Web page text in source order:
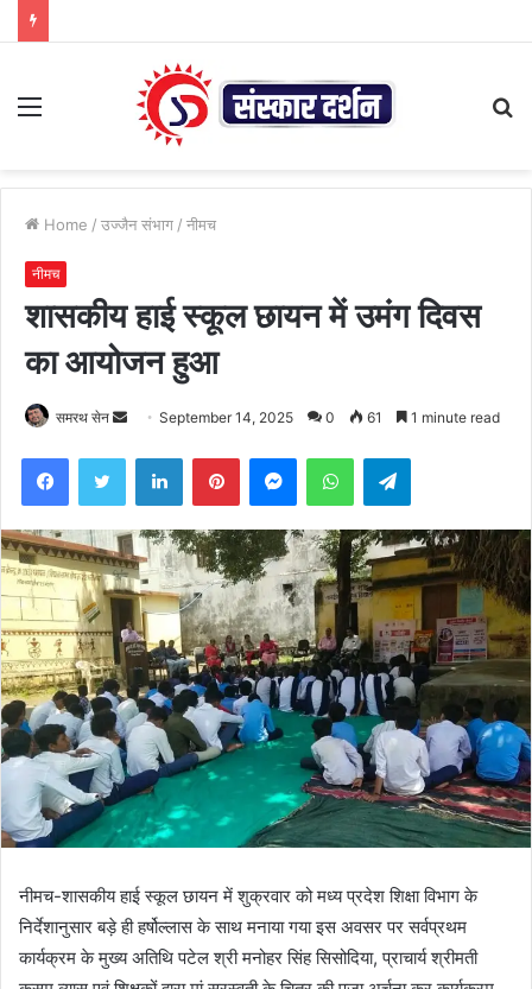
Menu
Home / उज्जैन संभाग / नीमच
नीमच
शासकीय हाई स्कूल छायन में उमंग दिवस
का आयोजन हुआ
समरथ सेन
Send
email
September 14, 2025 0 61 1 minute read
FacebookTwitter LinkedInPinterestMessengerWhatsAppTelegram
नीमच-शासकीय हाई स्कूल छायन में शुक्रवार को मध्य प्रदेश शिक्षा विभाग के
निर्देशानुसार बड़े ही हर्षोल्लास के साथ मनाया गया इस अवसर पर सर्वप्रथम
कार्यक्रम के मुख्य अतिथि पटेल श्री मनोहर सिंह सिसोदिया, प्राचार्य श्रीमती